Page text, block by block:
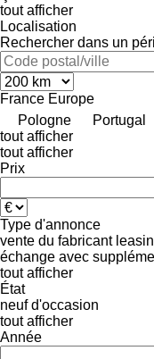
tout afficher
Localisation
Rechercher dans un
France Europe
Pologne
Portugal
tout afficher
tout afficher
Prix
Type d'annonce
vente du fabricant
échange avec
tout afficher
État
neuf d'occasion
tout afficher
Année